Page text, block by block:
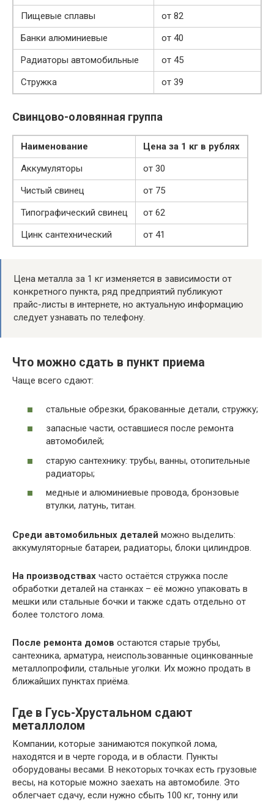
Пищевые сплавы
от 82
Банки алюминиевые
от 40
Радиаторы автомобильные
от 45
Стружка
от 39
Свинцово-оловянная группа
Наименование
Цена за 1 кг в рублях
Аккумуляторы
от 30
Чистый свинец
от 75
Типографический свинец
от 62
Цинк сантехнический
от 41
Цена металла за 1 кг изменяется в зависимости от
конкретного пункта, ряд предприятий публикуют
прайс-листы в интернете, но актуальную информацию
следует узнавать по телефону.
Что можно сдать в пункт приема
Чаще всего сдают:
стальные обрезки, бракованные детали, стружку;
запасные части, оставшиеся после ремонта
автомобилей;
старую сантехнику: трубы, ванны, отопительные
радиаторы;
медные и алюминиевые провода, бронзовые
втулки, латунь, титан.
Среди автомобильных деталей можно выделить:
аккумуляторные батареи, радиаторы, блоки цилиндров.
На производствах часто остаётся стружка после
обработки деталей на станках – её можно упаковать в
мешки или стальные бочки и также сдать отдельно от
более толстого лома.
После ремонта домов остаются старые трубы,
сантехника, арматура, неиспользованные оцинкованные
металлопрофили, стальные уголки. Их можно продать в
ближайших пунктах приёма.
Где в Гусь-Хрустальном сдают
металлолом
Компании, которые занимаются покупкой лома,
находятся и в черте города, и в области. Пункты
оборудованы весами. В некоторых точках есть грузовые
весы, на которые можно заехать на автомобиле. Это
облегчает сдачу, если нужно сбыть 100 кг, тонну или